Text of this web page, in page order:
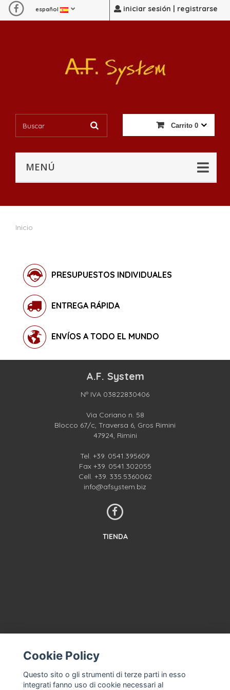
iniciar sesión | registrarse
español
Carrito 0
MENÚ
Inicio
PRESUPUESTOS INDIVIDUALES
ENTREGA RÁPIDA
ENVÍOS A TODO EL MUNDO
A.F. System
Nº IVA 03822830406
Via Coriano n. 58
Blocco 67/c, Traversa 6, Gros Rimini
47924, Rimini
Tel. +39. 0541.395609
Fax +39. 0541.302055
Cell. +39. 335.5360062
info@afsystem.biz
TIENDA
TÉRMINOS Y CONDICIONES
SOBRE NOSOTROS
Cookie Policy
Questo sito o gli strumenti di terze parti in esso
integrati fanno uso di cookie necessari al